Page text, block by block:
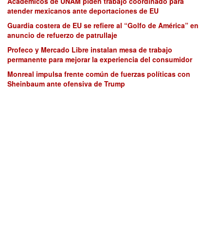
atender mexicanos ante deportaciones de EU
Guardia costera de EU se refiere al “Golfo de América” en
anuncio de refuerzo de patrullaje
Profeco y Mercado Libre instalan mesa de trabajo
permanente para mejorar la experiencia del consumidor
Monreal impulsa frente común de fuerzas políticas con
Sheinbaum ante ofensiva de Trump